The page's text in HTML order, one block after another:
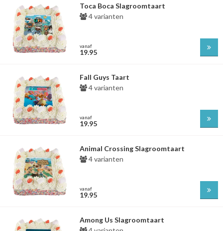
Toca Boca Slagroomtaart
4 varianten
vanaf
19.95
Fall Guys Taart
4 varianten
vanaf
19.95
Animal Crossing Slagroomtaart
4 varianten
vanaf
19.95
Among Us Slagroomtaart